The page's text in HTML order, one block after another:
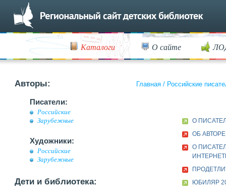
Каталоги О сайте
Авторы:
Писатели:
Российские
Зарубежные
Художники:
Российские
Зарубежные
Дети и библиотека:
Главная / Российские
О
ОБ АВТОРЕ
О
ЮБИЛЯР